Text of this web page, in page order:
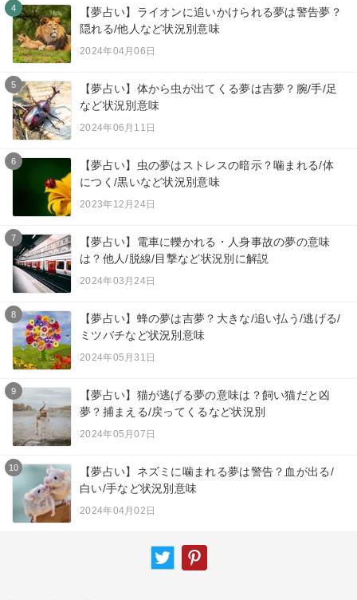
4
【夢占い】ライオンに追いかけられる夢は警告夢？
隠れる/他人など状況別意味
2024年04月06日
5
【夢占い】体から虫が出てくる夢は吉夢？腕/手/足
など状況別意味
2024年06月11日
6
【夢占い】虫の夢はストレスの暗示？噛まれる/体
につく/黒いなど状況別意味
2023年12月24日
7
【夢占い】電車に轢かれる・人身事故の夢の意味
は？他人/脱線/目撃など状況別に解説
2024年03月24日
8
【夢占い】蜂の夢は吉夢？大きな/追い払う/逃げる/
ミツバチなど状況別意味
2024年05月31日
9
【夢占い】猫が逃げる夢の意味は？飼い猫だと凶
夢？捕まえる/戻ってくるなど状況別
2024年05月07日
10
【夢占い】ネズミに噛まれる夢は警告？血が出る/
白い/手など状況別意味
2024年04月02日